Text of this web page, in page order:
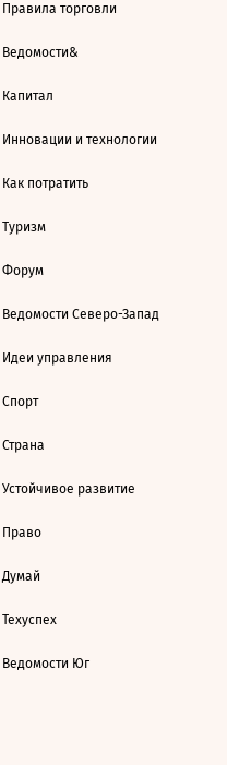
Правила торговли
Ведомости&
Капитал
Инновации и технологии
Как потратить
Туризм
Форум
Ведомости Северо-Запад
Идеи управления
Спорт
Страна
Устойчивое развитие
Право
Думай
Техуспех
Ведомости Юг